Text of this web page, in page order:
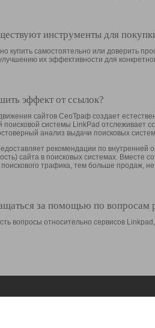
инструменты для
купить самостоятельно или доверить
их эффективности для
эффект от ссылок?
сайтов СеоТраф создает
поисковой системы LinkPad отслеживает
анализ выдачи поисковых
рекомендации по внутренней
сайта в поисковых системах. Вместе
трафика, тем больше продаж,
за помощью по вопросам
вопросы относительно сервисов